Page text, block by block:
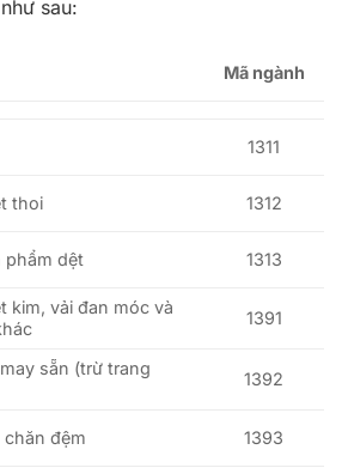
sau:
Mã ngành
1311
thoi 1312
phẩm dệt 1313
kim, vải đan móc và
1391
sẵn (trừ trang
1392
chăn đệm 1393